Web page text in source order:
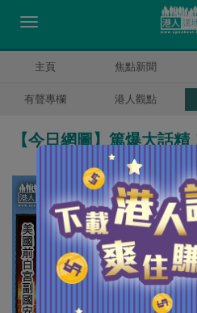
主頁 焦點新聞
有聲專欄 港人觀點
【今日網圖】篤爆大話精